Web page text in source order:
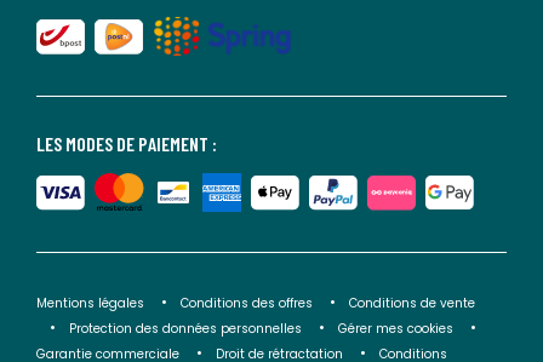
LES MODES DE PAIEMENT :
Mentions légales Conditions des offres
Conditions de vente
Protection des données personnelles
Gérer mes cookies
Garantie commerciale
Droit de rétractation
Conditions